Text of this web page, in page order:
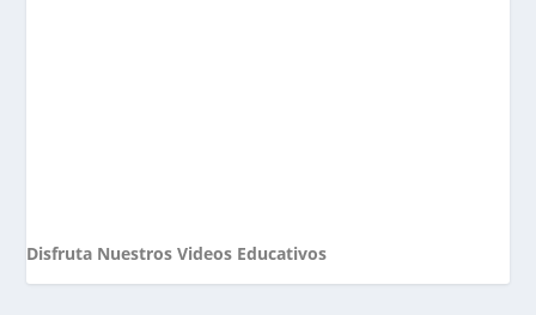
Disfruta Nuestros Videos Educativos